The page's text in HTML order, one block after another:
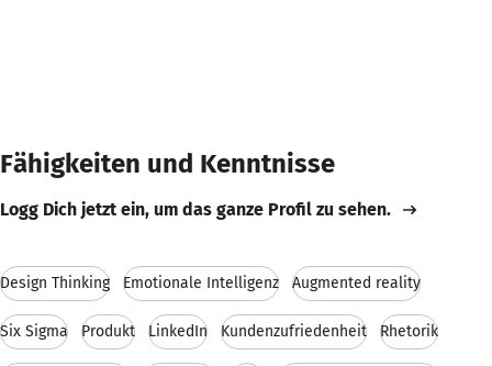
Fähigkeiten und Kenntnisse
Logg Dich jetzt ein, um das ganze Profil zu sehen.
Design Thinking Emotionale Intelligenz Augmented reality
Six Sigma Produkt LinkedIn Kundenzufriedenheit Rhetorik